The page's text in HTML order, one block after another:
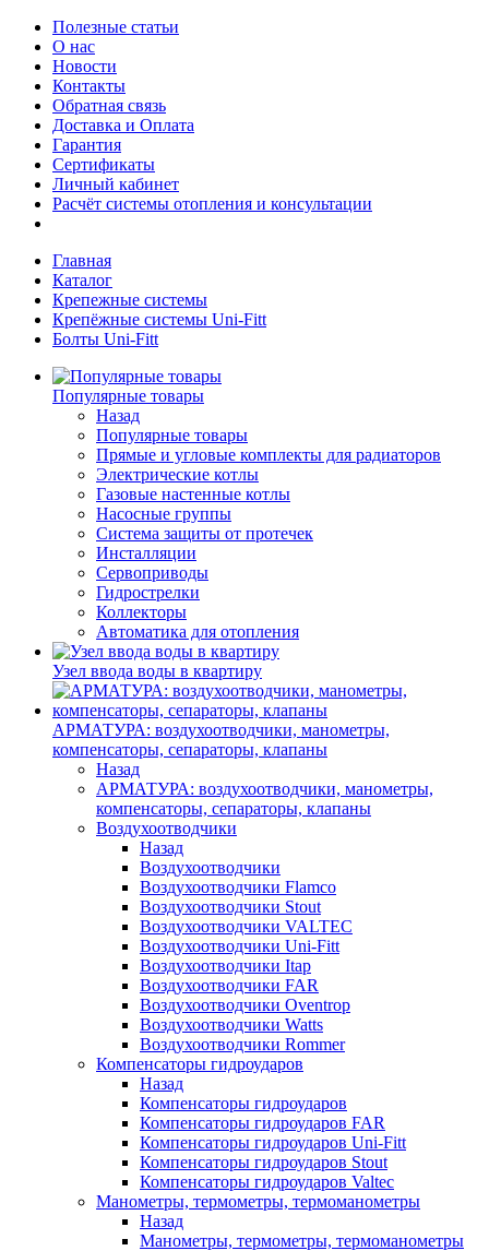
Полезные статьи
О нас
Новости
Контакты
Обратная связь
Доставка и Оплата
Гарантия
Сертификаты
Личный кабинет
Расчёт системы отопления и консультации
Главная
Каталог
Крепежные системы
Крепёжные системы Uni-Fitt
Болты Uni-Fitt
Популярные товары
Назад
Популярные товары
Прямые и угловые комплекты для радиаторов
Электрические котлы
Газовые настенные котлы
Насосные группы
Система защиты от протечек
Инсталляции
Сервоприводы
Гидрострелки
Коллекторы
Автоматика для отопления
Узел ввода воды в квартиру
АРМАТУРА: воздухоотводчики, манометры,
компенсаторы, сепараторы, клапаны
Назад
АРМАТУРА: воздухоотводчики, манометры,
компенсаторы, сепараторы, клапаны
Воздухоотводчики
Назад
Воздухоотводчики
Воздухоотводчики Flamco
Воздухоотводчики Stout
Воздухоотводчики VALTEC
Воздухоотводчики Uni-Fitt
Воздухоотводчики Itap
Воздухоотводчики FAR
Воздухоотводчики Oventrop
Воздухоотводчики Watts
Воздухоотводчики Rommer
Компенсаторы гидроударов
Назад
Компенсаторы гидроударов
Компенсаторы гидроударов FAR
Компенсаторы гидроударов Uni-Fitt
Компенсаторы гидроударов Stout
Компенсаторы гидроударов Valtec
Манометры, термометры, термоманометры
Назад
Манометры, термометры, термоманометры